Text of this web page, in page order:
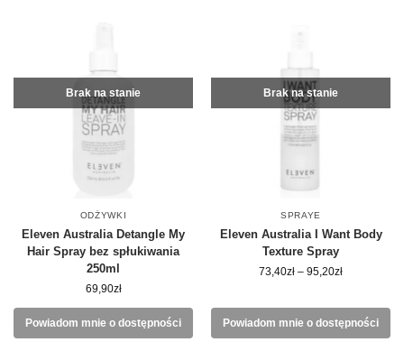
Brak na stanie
ODŻYWKI
Eleven Australia Detangle My
Hair Spray bez spłukiwania
250ml
69,90zł
Powiadom mnie o dostępności
Brak na stanie
SPRAYE
Eleven Australia I Want Body
Texture Spray
73,40zł – 95,20zł
Powiadom mnie o dostępności